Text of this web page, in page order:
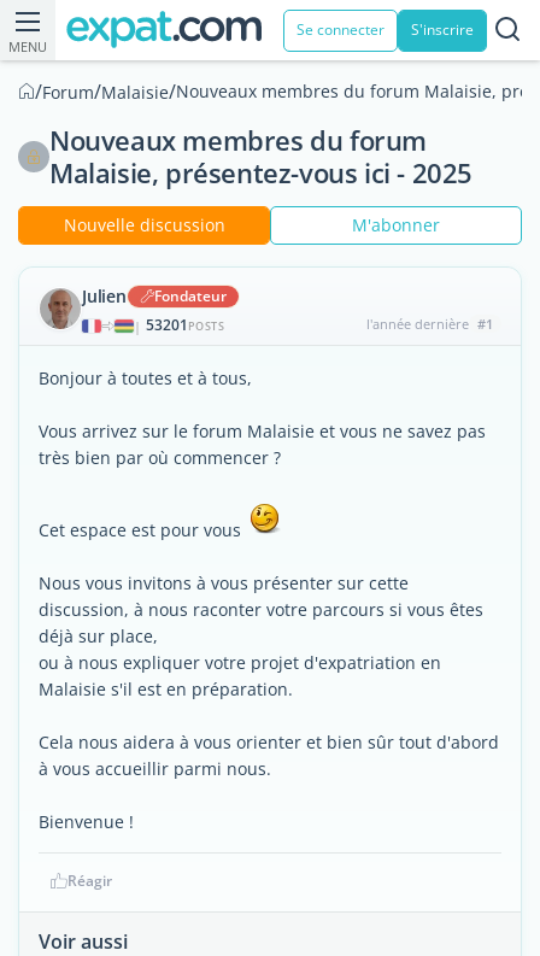
MENU
Se connecter S'inscrire
/Forum/Malaisie/Nouveaux membres du forum Malaisie,
Nouveaux membres du forum
Malaisie, présentez-vous ici - 2025
Nouvelle discussion M'abonner
Julien Fondateur
| 53201 POSTS l'année dernière #1
Bonjour à toutes et à tous,
Vous arrivez sur le forum Malaisie et vous ne savez pas
très bien par où commencer ?
Cet espace est pour vous
Nous vous invitons à vous présenter sur cette
discussion, à nous raconter votre parcours si vous êtes
déjà sur place,
ou à nous expliquer votre projet d'expatriation en
Malaisie s'il est en préparation.
Cela nous aidera à vous orienter et bien sûr tout d'abord
à vous accueillir parmi nous.
Bienvenue !
Réagir
Voir aussi